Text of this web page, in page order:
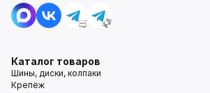
Каталог товаров
Шины, диски, колпаки
Крепёж